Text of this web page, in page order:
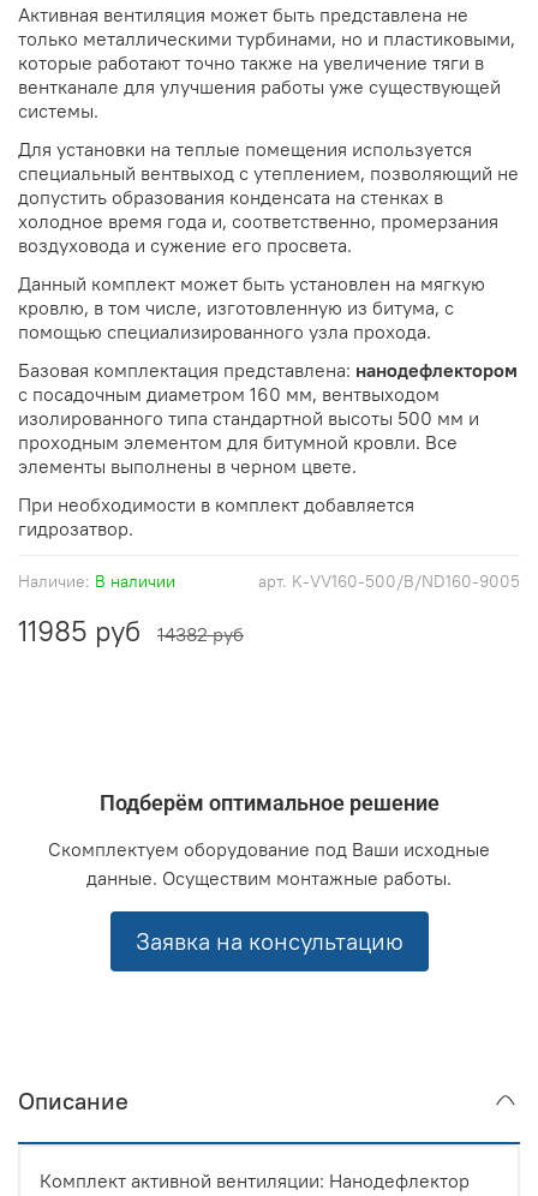
арт. K-VV160-500/B/ND160-9005
Наличие: В наличии
11985 руб 14382 руб
Активная вентиляция может быть представлена не
только металлическими турбинами, но и пластиковыми,
которые работают точно также на увеличение тяги в
вентканале для улучшения работы уже существующей
системы.
Для установки на теплые помещения используется
специальный вентвыход с утеплением, позволяющий не
допустить образования конденсата на стенках в
холодное время года и, соответственно, промерзания
воздуховода и сужение его просвета.
Данный комплект может быть установлен на мягкую
кровлю, в том числе, изготовленную из битума, с
помощью специализированного узла прохода.
Базовая комплектация представлена: нанодефлектором
с посадочным диаметром 160 мм, вентвыходом
изолированного типа стандартной высоты 500 мм и
проходным элементом для битумной кровли. Все
элементы выполнены в черном цвете.
При необходимости в комплект добавляется
гидрозатвор.
Подберём оптимальное решение
Скомплектуем оборудование под Ваши исходные
данные. Осуществим монтажные работы.
Заявка на консультацию
Описание
Комплект активной вентиляции: Нанодефлектор